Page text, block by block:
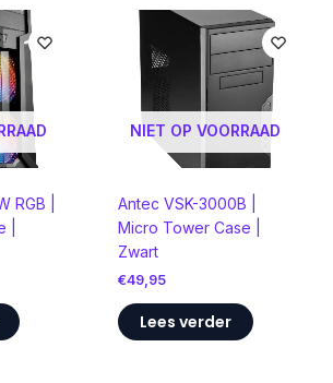
RGB |
|
NIET OP VOORRAAD
Antec VSK-3000B |
Micro Tower Case |
Zwart
€49,95
Lees verder